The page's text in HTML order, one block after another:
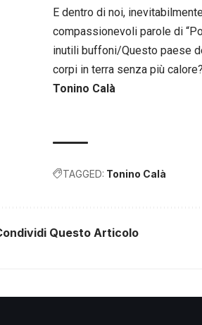
E dentro di noi,
compassionevoli parole di
inutili buffoni/Questo paese
corpi in terra senza più calore?
Tonino Calà
TAGGED: Tonino Calà
Questo Articolo